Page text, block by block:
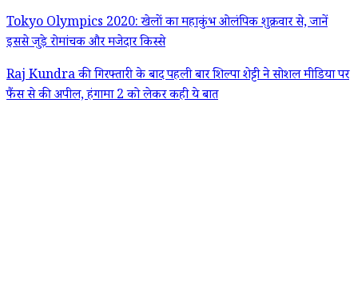
Tokyo Olympics 2020: खेलों का महाकुंभ ओलंपिक शुक्रवार से, जानें
इससे जुड़े रोमांचक और मजेदार किस्से
Raj Kundra की गिरफ्तारी के बाद पहली बार शिल्पा शेट्टी ने सोशल मीडिया पर
फैंस से की अपील, हंगामा 2 को लेकर कही ये बात